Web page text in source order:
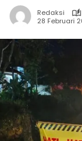
Redaksi
28 Februari